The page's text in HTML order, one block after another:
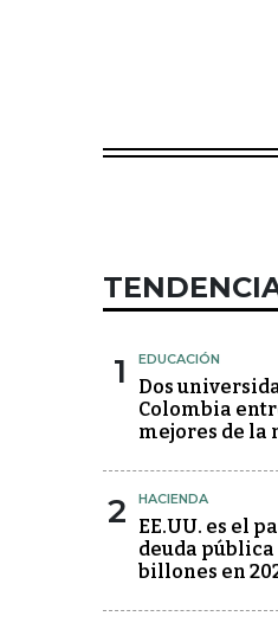
1 EDUCACIÓN
Dos
Colombia
mejores de la
2 HACIENDA
EE.UU. es el
deuda pública
billones en